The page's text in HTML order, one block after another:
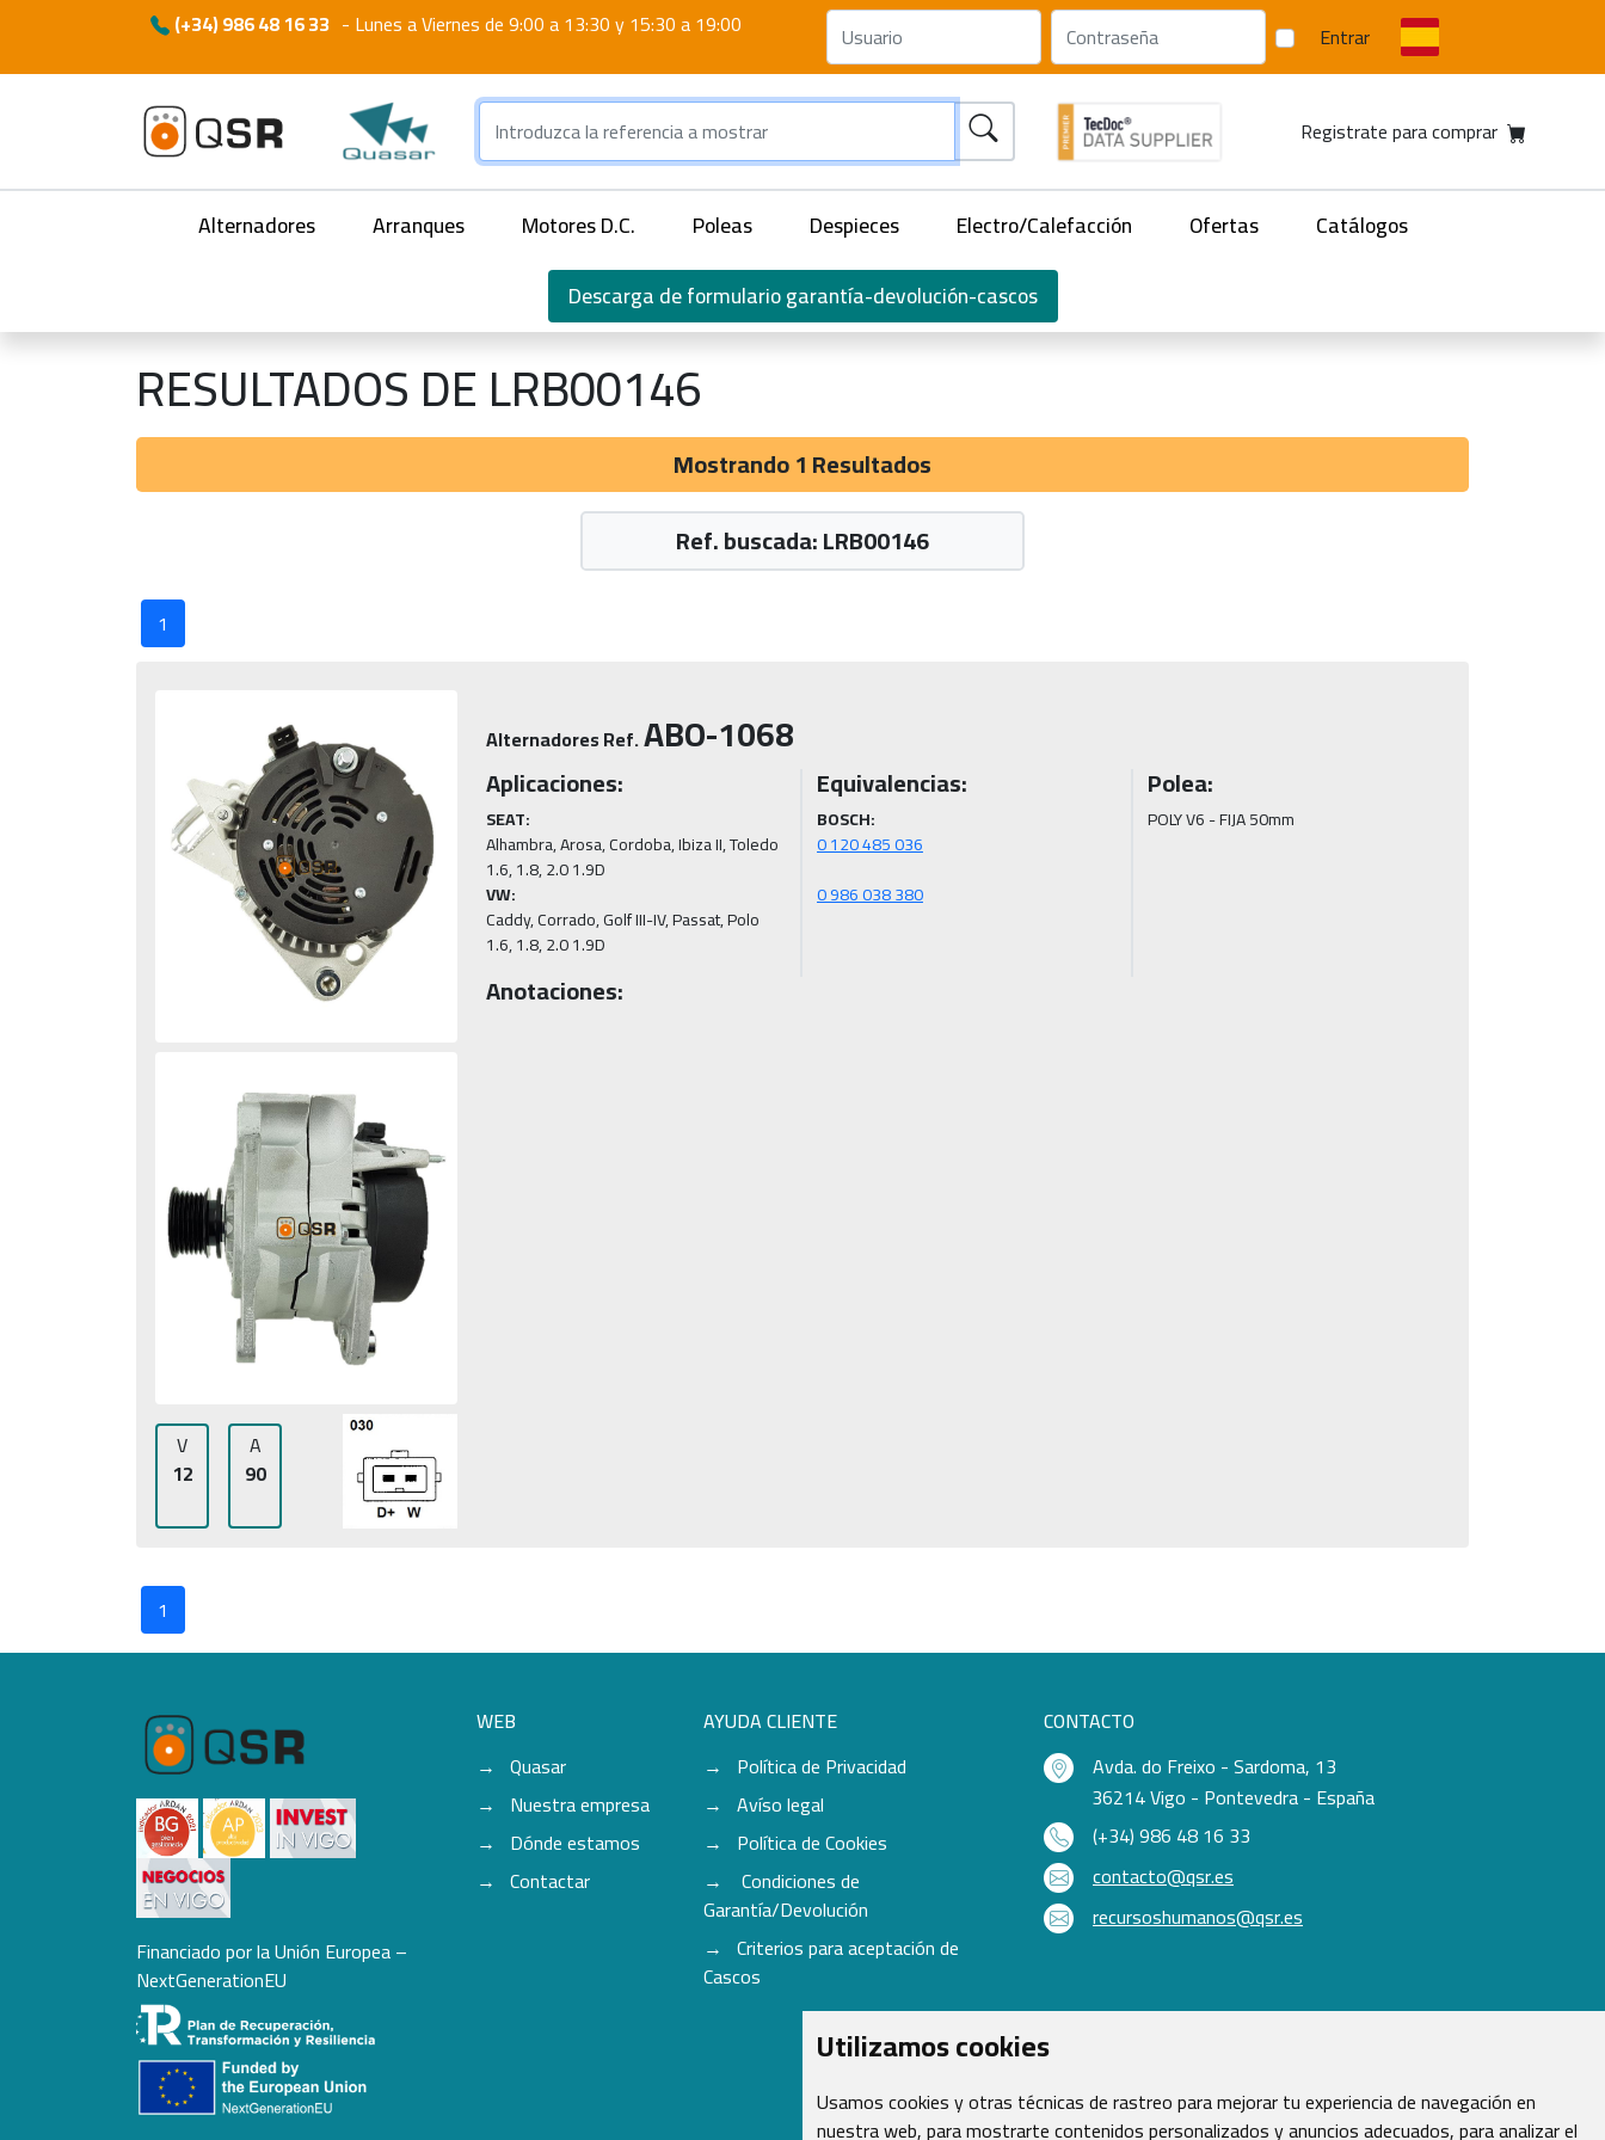
Utilizamos cookies
Usamos cookies y otras técnicas de rastreo para mejorar tu experiencia de navegación en
nuestra web, para mostrarte contenidos personalizados y anuncios adecuados, para analizar el
(+34) 986 48 16 33 - Lunes a Viernes de 9:00 a 13:30 y 15:30 a 19:00 Entrar
Registrate para comprar
Alternadores Arranques Motores D.C. Poleas Despieces Electro/Calefacción Ofertas
Catálogos
Descarga de formulario garantía-devolución-cascos
RESULTADOS DE LRB00146
Mostrando 1 Resultados
Ref. buscada: LRB00146
1
V
12
A
90
Alternadores Ref.ABO-1068
Aplicaciones:
SEAT:
Alhambra, Arosa, Cordoba, Ibiza II, Toledo
VW:
Caddy, Corrado, Golf III-IV, Passat, Polo
1.6, 1.8, 2.0 1.9D
Equivalencias:
BOSCH:
0 120 485 036
0 986 038 380
Polea:
POLY V6 - FIJA 50mm
Anotaciones:
1
Financiado por la Unión Europea –
NextGenerationEU
WEB
Quasar
Nuestra empresa
Dónde estamos
Contactar
AYUDA CLIENTE
Política de Privacidad
Avíso legal
Política de Cookies
Condiciones de
Garantía/Devolución
Criterios para aceptación de
Cascos
CONTACTO
Avda. do Freixo - Sardoma, 13
36214 Vigo - Pontevedra - España
(+34) 986 48 16 33
contacto@qsr.es
recursoshumanos@qsr.es